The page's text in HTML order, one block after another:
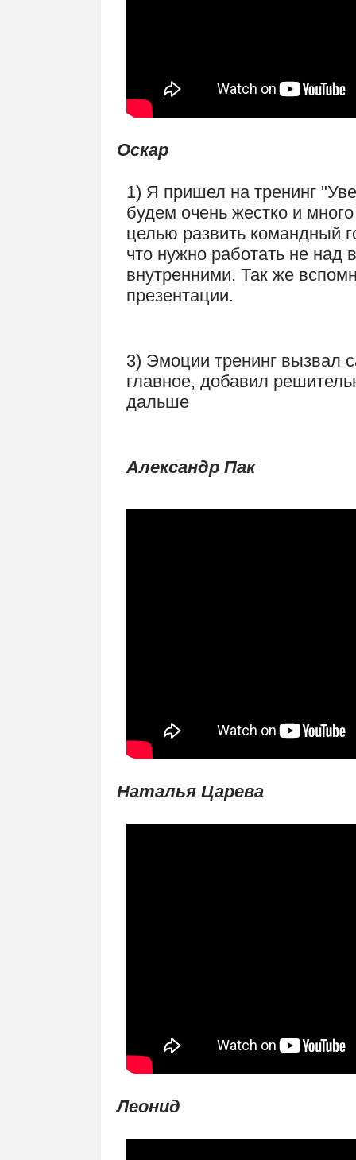
Оскар
1) Я пришел на тренинг
будем очень жестко и
целью развить командный
что нужно работать не
внутренними. Так же
презентации.
3) Эмоции тренинг вызвал
главное, добавил
дальше
Александр Пак
Наталья Царева
Леонид